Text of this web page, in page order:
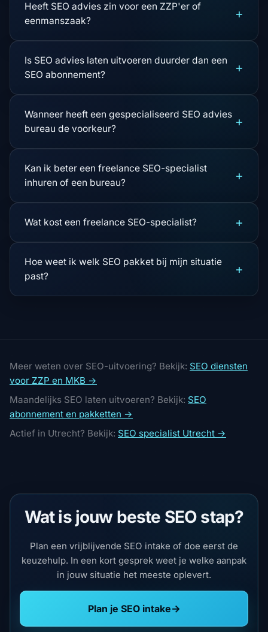
Heeft SEO advies zin voor een ZZP'er of
eenmanszaak?
+
Is SEO advies laten uitvoeren duurder dan een
SEO abonnement?
+
Wanneer heeft een gespecialiseerd SEO advies
bureau de voorkeur?
+
Kan ik beter een freelance SEO-specialist
inhuren of een bureau?
+
Wat kost een freelance SEO-specialist? +
Hoe weet ik welk SEO pakket bij mijn situatie
past?
+
Meer weten over SEO-uitvoering? Bekijk: SEO diensten
voor ZZP en MKB →
Maandelijks SEO laten uitvoeren? Bekijk: SEO
abonnement en pakketten →
Actief in Utrecht? Bekijk: SEO specialist Utrecht →
Wat is jouw beste SEO stap?
Plan een vrijblijvende SEO intake of doe eerst de
keuzehulp. In een kort gesprek weet je welke aanpak
in jouw situatie het meeste oplevert.
Plan je SEO intake→